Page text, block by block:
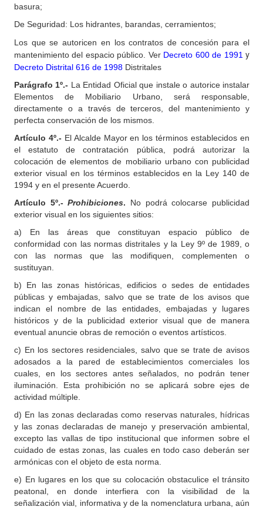
basura;
De Seguridad: Los hidrantes, barandas, cerramientos;
Los que se autoricen en los contratos de concesión para el
mantenimiento del espacio público. Ver Decreto 600 de 1991y
Decreto Distrital 616 de 1998 Distritales
Parágrafo 1º.- La Entidad Oficial que instale o autorice instalar
Elementos de Mobiliario Urbano, será responsable,
directamente o a través de terceros, del mantenimiento y
perfecta conservación de los mismos.
Artículo 4º.- El Alcalde Mayor en los términos establecidos en
el estatuto de contratación pública, podrá autorizar la
colocación de elementos de mobiliario urbano con publicidad
exterior visual en los términos establecidos en la Ley 140 de
1994 y en el presente Acuerdo.
Artículo 5º.- Prohibiciones. No podrá colocarse publicidad
exterior visual en los siguientes sitios:
a) En las áreas que constituyan espacio público de
conformidad con las normas distritales y la Ley 9º de 1989, o
con las normas que las modifiquen, complementen o
sustituyan.
b) En las zonas históricas, edificios o sedes de entidades
públicas y embajadas, salvo que se trate de los avisos que
indican el nombre de las entidades, embajadas y lugares
históricos y de la publicidad exterior visual que de manera
eventual anuncie obras de remoción o eventos artísticos.
c) En los sectores residenciales, salvo que se trate de avisos
adosados a la pared de establecimientos comerciales los
cuales, en los sectores antes señalados, no podrán tener
iluminación. Esta prohibición no se aplicará sobre ejes de
actividad múltiple.
d) En las zonas declaradas como reservas naturales, hídricas
y las zonas declaradas de manejo y preservación ambiental,
excepto las vallas de tipo institucional que informen sobre el
cuidado de estas zonas, las cuales en todo caso deberán ser
armónicas con el objeto de esta norma.
e) En lugares en los que su colocación obstaculice el tránsito
peatonal, en donde interfiera con la visibilidad de la
señalización vial, informativa y de la nomenclatura urbana, aún